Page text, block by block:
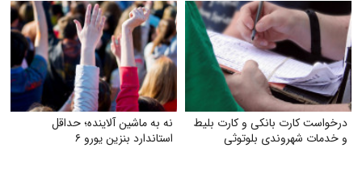
درخواست کارت بانکی و کارت بلیط
و خدمات شهروندی بلوتوثی
نه به ماشین آلاینده؛ حداقل
استاندارد بنزین یورو ۶